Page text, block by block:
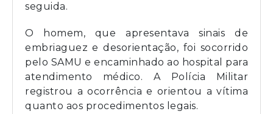
seguida.
O homem, que apresentava sinais de
embriaguez e desorientação, foi socorrido
pelo SAMU e encaminhado ao hospital para
atendimento médico. A Polícia Militar
registrou a ocorrência e orientou a vítima
quanto aos procedimentos legais.